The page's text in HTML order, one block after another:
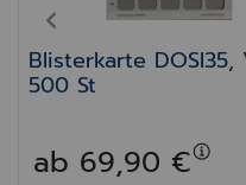
Blisterkarte DOSI35,
500 St
ab 69,90 €
PREV